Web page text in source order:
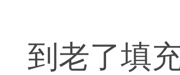
到老了填